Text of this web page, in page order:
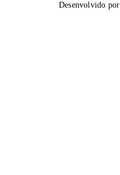
Desenvolvido por